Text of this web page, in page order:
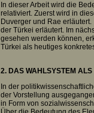
In dieser Arbeit wird die
relativiert. Zuerst wird in
Duverger und Rae
der Türkei erläutert. Im
gesehen werden können,
Türkei als heutiges
2. DAS WAHLSYSTEM
In der
der Vorstellung
in Form von